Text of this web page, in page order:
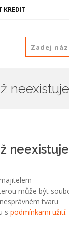
KREDIT
neexistuje
může být
tvaru
s podmínkami užití.